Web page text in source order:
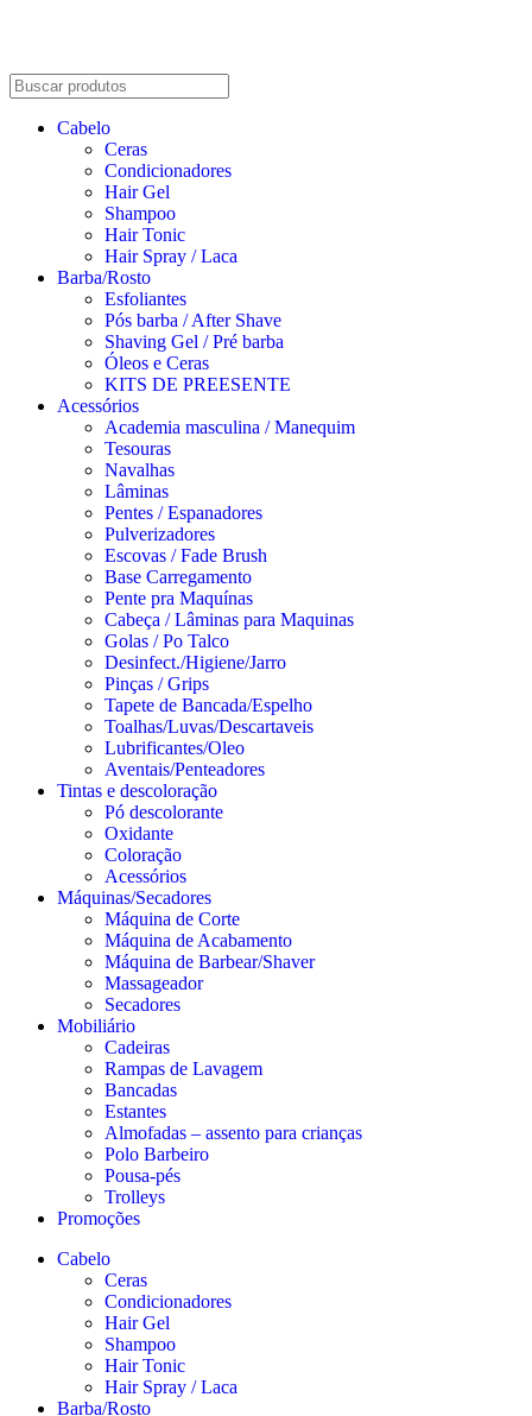
Cabelo
Ceras
Condicionadores
Hair Gel
Shampoo
Hair Tonic
Hair Spray / Laca
Barba/Rosto
Esfoliantes
Pós barba / After Shave
Shaving Gel / Pré barba
Óleos e Ceras
KITS DE PREESENTE
Acessórios
Academia masculina / Manequim
Tesouras
Navalhas
Lâminas
Pentes / Espanadores
Pulverizadores
Escovas / Fade Brush
Base Carregamento
Pente pra Maquínas
Cabeça / Lâminas para Maquinas
Golas / Po Talco
Desinfect./Higiene/Jarro
Pinças / Grips
Tapete de Bancada/Espelho
Toalhas/Luvas/Descartaveis
Lubrificantes/Oleo
Aventais/Penteadores
Tintas e descoloração
Pó descolorante
Oxidante
Coloração
Acessórios
Máquinas/Secadores
Máquina de Corte
Máquina de Acabamento
Máquina de Barbear/Shaver
Massageador
Secadores
Mobiliário
Cadeiras
Rampas de Lavagem
Bancadas
Estantes
Almofadas – assento para crianças
Polo Barbeiro
Pousa-pés
Trolleys
Promoções
Cabelo
Ceras
Condicionadores
Hair Gel
Shampoo
Hair Tonic
Hair Spray / Laca
Barba/Rosto